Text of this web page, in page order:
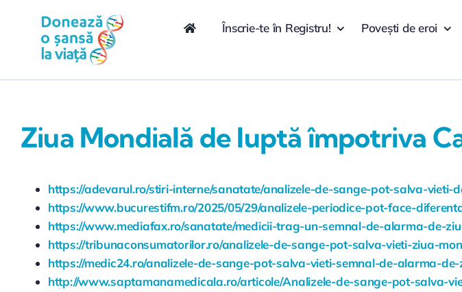
Înscrie-te în Registru! Povești de eroi
Ziua Mondială de luptă împotriva
https://adevarul.ro/stiri-interne/sanatate/analizele-de-sange-pot-salva-vieti-
https://www.bucurestifm.ro/2025/05/29/analizele-periodice-pot-face-
https://www.mediafax.ro/sanatate/medicii-trag-un-semnal-de-alarma-de-
https://tribunaconsumatorilor.ro/analizele-de-sange-pot-salva-vieti-ziua-
https://medic24.ro/analizele-de-sange-pot-salva-vieti-semnal-de-alarma-
http://www.saptamanamedicala.ro/articole/Analizele-de-sange-pot-salva-